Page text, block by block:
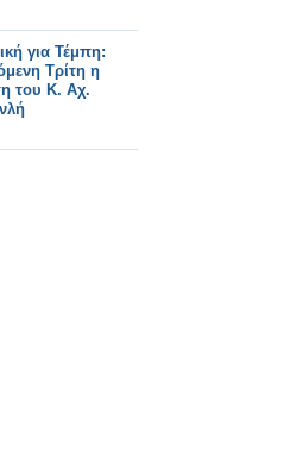
για Τέμπη:
Τρίτη η
του Κ. Αχ.